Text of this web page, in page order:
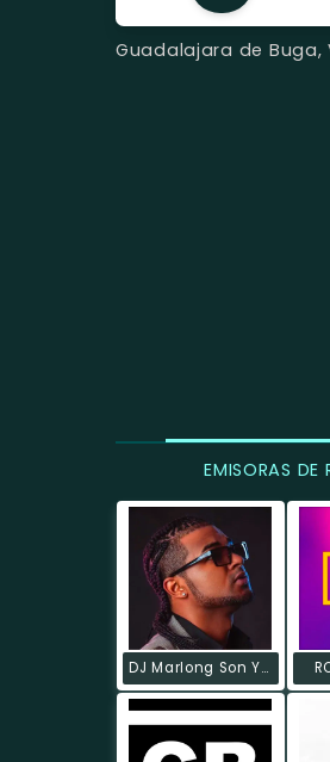
Guadalajara de
EMISORAS DE
DJ Marlong Son Y Sabor